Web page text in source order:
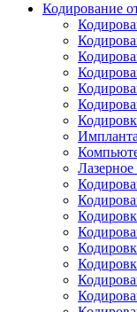
Кодирование
Лазерное